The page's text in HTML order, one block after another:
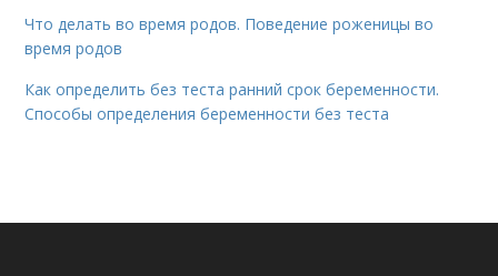
Что делать во время родов. Поведение роженицы во
время родов
Как определить без теста ранний срок беременности.
Способы определения беременности без теста